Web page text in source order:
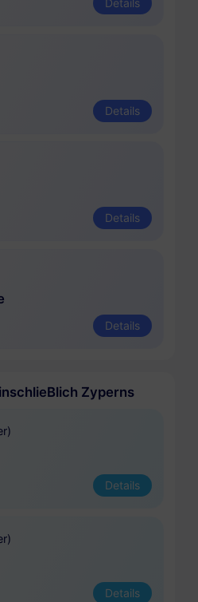
Details
Details
Details
Details
Zyperns
Details
Details